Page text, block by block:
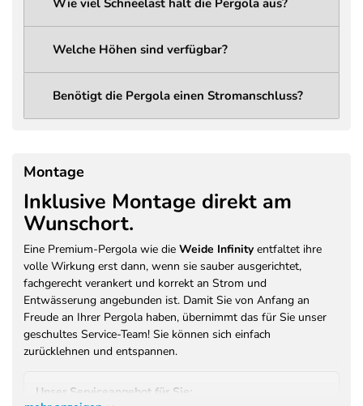
LED Schutzklasse
IP68 (wasserdicht)
Abstrahlwinkel
120°
LED Spannung
12V DC
Stromanschluss
für Licht und optionales
Farbe
Anthrazit (RAL 7016)
Beschichtung /
Brandschutz
Pulverbeschichtung –
Brandschutzklasse A2-s1, d0 (EN
13501)
Garantie Motor /
Antrieb
3 Jahre Herstellergarantie
/ Beschichtung
Pulverbeschichtung
Welche Höhen sind verfügbar?
Benötigt die Pergola einen Stromanschluss?
Montage
Inklusive Montage direkt am
Wunschort.
Eine Premium-Pergola wie die Weide Infinity entfaltet ihre
volle Wirkung erst dann, wenn sie sauber ausgerichtet,
fachgerecht verankert und korrekt an Strom und
Entwässerung angebunden ist. Damit Sie von Anfang an
Freude an Ihrer Pergola haben, übernimmt das für Sie unser
geschultes Service-Team! Sie können sich einfach
zurücklehnen und entspannen.
Unser Serviceangebot für Sie: